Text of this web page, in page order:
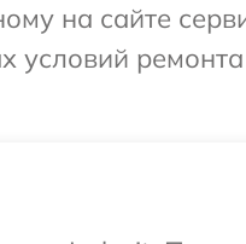
на сайте
условий